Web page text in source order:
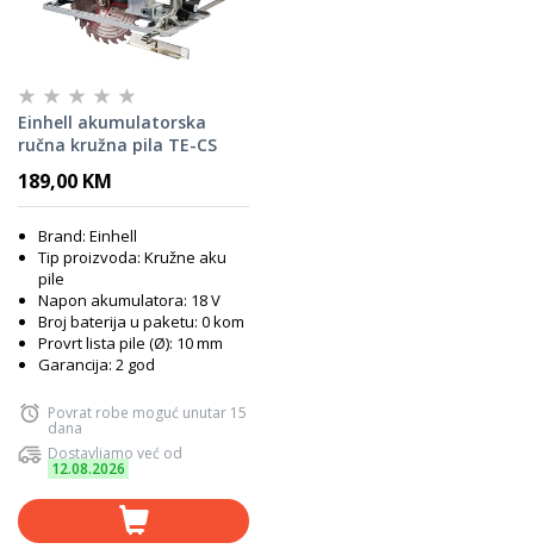
Einhell akumulatorska
ručna kružna pila TE-CS
189,00 KM
Brand: Einhell
Tip proizvoda: Kružne aku
pile
Napon akumulatora: 18 V
Broj baterija u paketu: 0 kom
Provrt lista pile (Ø): 10 mm
Garancija: 2 god
Povrat robe moguć unutar 15
dana
Dostavljamo već od
12.08.2026